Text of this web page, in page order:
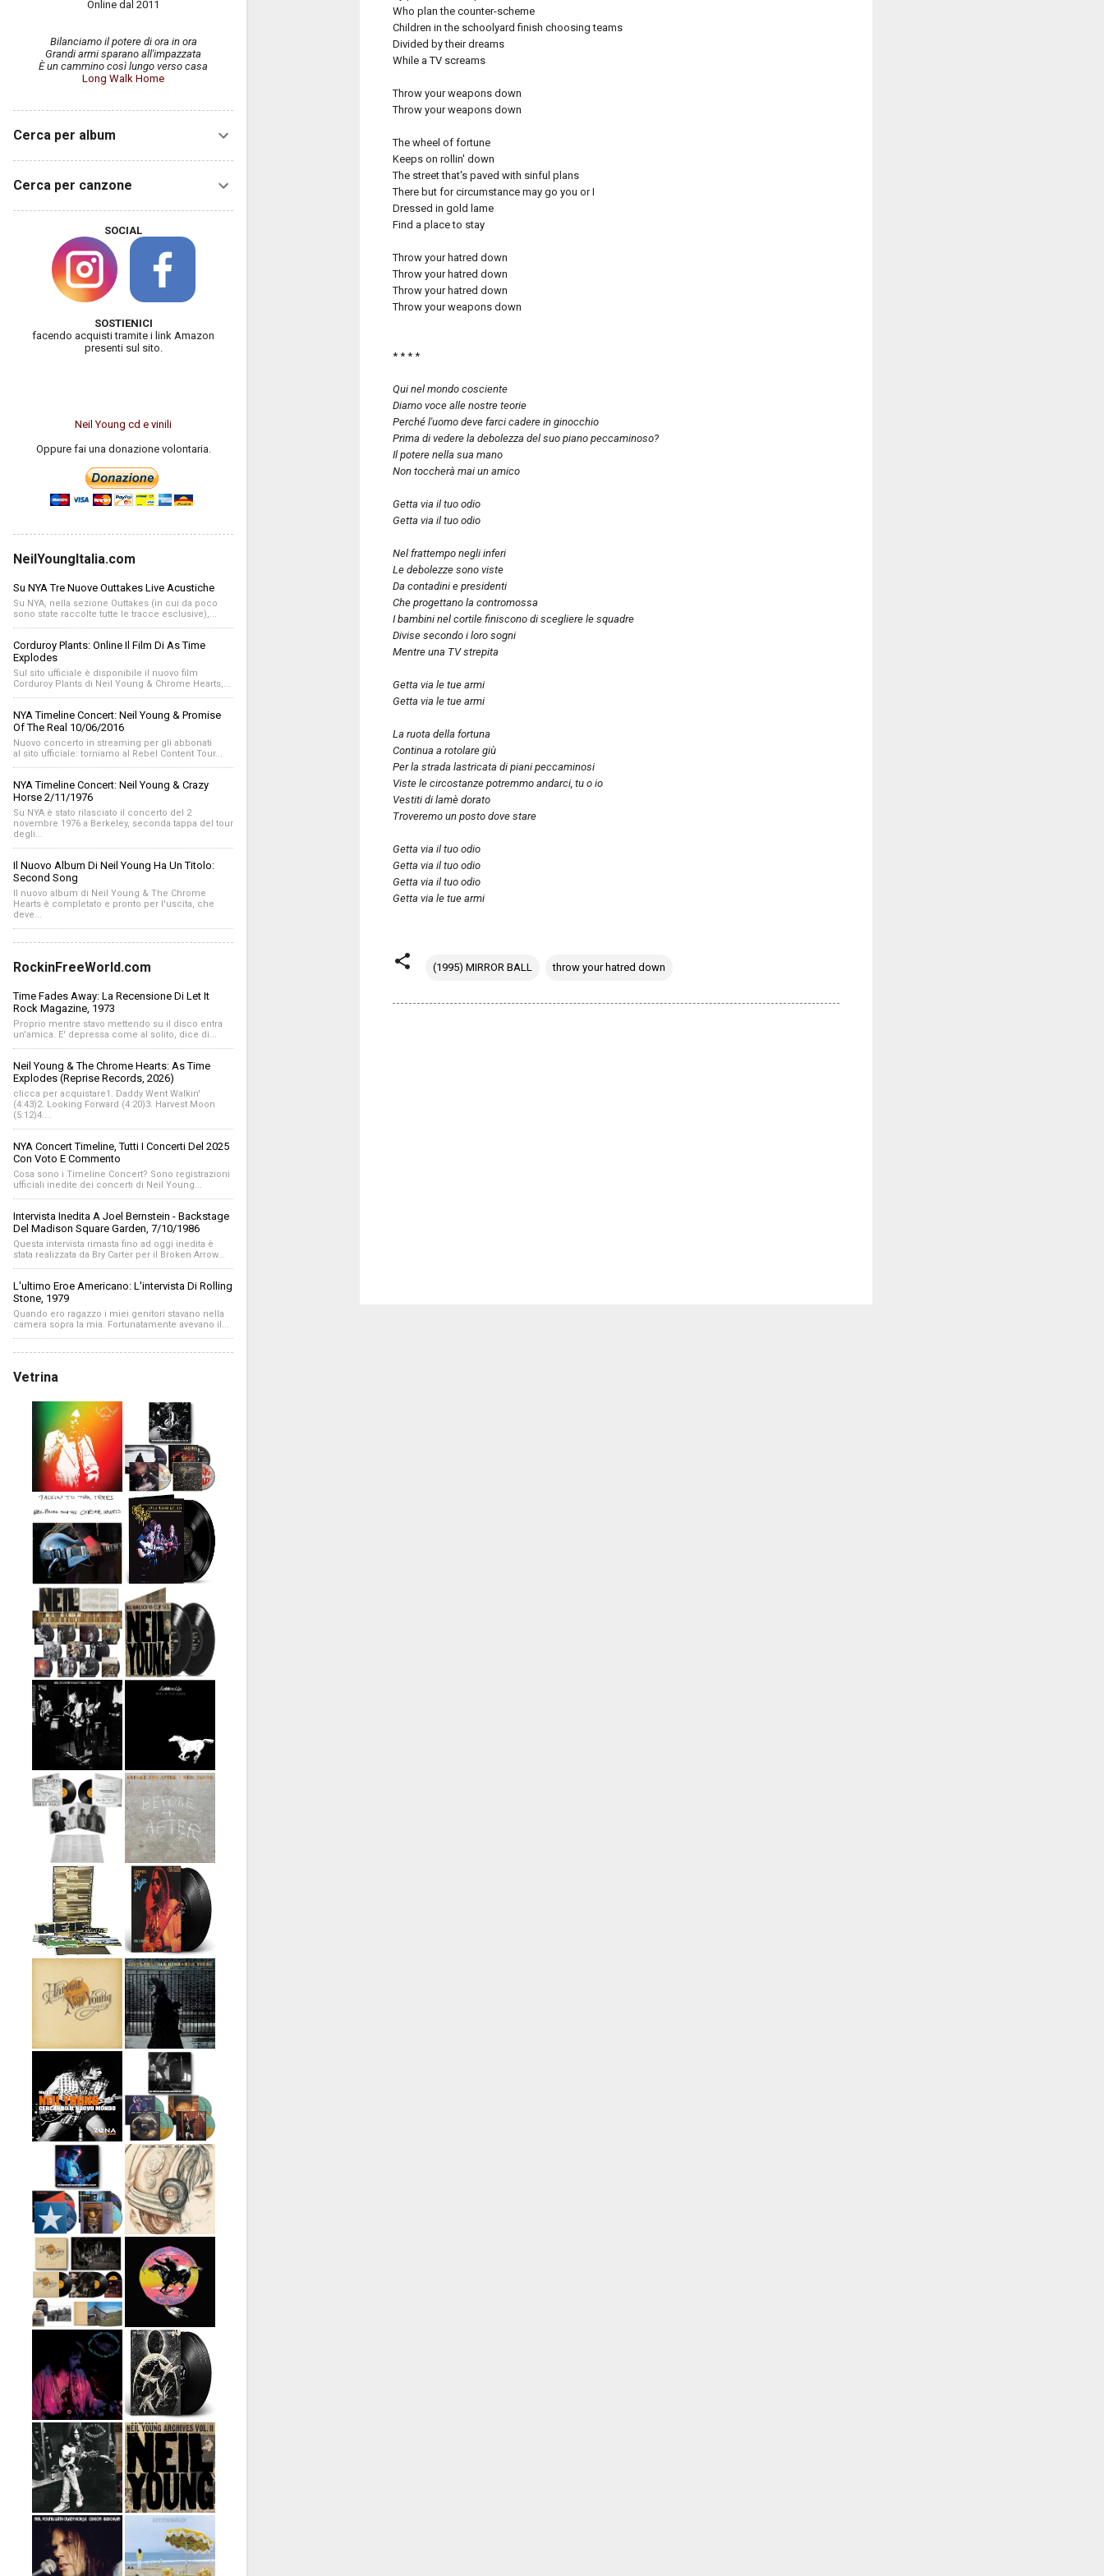
Who plan the counter-scheme
Children in the schoolyard finish choosing teams
Divided by their dreams
While a TV screams
Throw your weapons down
Throw your weapons down
The wheel of fortune
Keeps on rollin' down
The street that's paved with sinful plans
There but for circumstance may go you or I
Dressed in gold lame
Find a place to stay
Throw your hatred down
Throw your hatred down
Throw your hatred down
Throw your weapons down
* * * *
Qui nel mondo cosciente
Diamo voce alle nostre teorie
Perché l'uomo deve farci cadere in ginocchio
Prima di vedere la debolezza del suo piano peccaminoso?
Il potere nella sua mano
Non toccherà mai un amico
Getta via il tuo odio
Getta via il tuo odio
Nel frattempo negli inferi
Le debolezze sono viste
Da contadini e presidenti
Che progettano la contromossa
I bambini nel cortile finiscono di scegliere le squadre
Divise secondo i loro sogni
Mentre una TV strepita
Getta via le tue armi
Getta via le tue armi
La ruota della fortuna
Continua a rotolare giù
Per la strada lastricata di piani peccaminosi
Viste le circostanze potremmo andarci, tu o io
Vestiti di lamè dorato
Troveremo un posto dove stare
Getta via il tuo odio
Getta via il tuo odio
Getta via il tuo odio
Getta via le tue armi
(1995) MIRROR BALL throw your hatred down
Online dal 2011
Bilanciamo il potere di ora in ora
Grandi armi sparano all'impazzata
È un cammino così lungo verso casa
Long Walk Home
Cerca per album
Cerca per canzone
SOCIAL
SOSTIENICI
facendo acquisti tramite i link Amazon
presenti sul sito.
Neil Young cd e vinili
Oppure fai una donazione volontaria.
NeilYoungItalia.com
Su NYA Tre Nuove Outtakes Live Acustiche
Su NYA, nella sezione Outtakes (in cui da poco
sono state raccolte tutte le tracce esclusive),...
Corduroy Plants: Online Il Film Di As Time
Explodes
Sul sito ufficiale è disponibile il nuovo film
Corduroy Plants di Neil Young & Chrome Hearts,...
NYA Timeline Concert: Neil Young & Promise
Of The Real 10/06/2016
Nuovo concerto in streaming per gli abbonati
al sito ufficiale: torniamo al Rebel Content Tour...
NYA Timeline Concert: Neil Young & Crazy
Horse 2/11/1976
Su NYA è stato rilasciato il concerto del 2
novembre 1976 a Berkeley, seconda tappa del tour
degli...
Il Nuovo Album Di Neil Young Ha Un Titolo:
Second Song
Il nuovo album di Neil Young & The Chrome
Hearts è completato e pronto per l'uscita, che
deve...
RockinFreeWorld.com
Time Fades Away: La Recensione Di Let It
Rock Magazine, 1973
Proprio mentre stavo mettendo su il disco entra
un'amica. E' depressa come al solito, dice di...
Neil Young & The Chrome Hearts: As Time
Explodes (Reprise Records, 2026)
clicca per acquistare1. Daddy Went Walkin'
(4:43)2. Looking Forward (4:20)3. Harvest Moon
(5:12)4....
NYA Concert Timeline, Tutti I Concerti Del 2025
Con Voto E Commento
Cosa sono i Timeline Concert? Sono registrazioni
ufficiali inedite dei concerti di Neil Young...
Intervista Inedita A Joel Bernstein - Backstage
Del Madison Square Garden, 7/10/1986
Questa intervista rimasta fino ad oggi inedita è
stata realizzata da Bry Carter per il Broken Arrow...
L'ultimo Eroe Americano: L'intervista Di Rolling
Stone, 1979
Quando ero ragazzo i miei genitori stavano nella
camera sopra la mia. Fortunatamente avevano il...
Vetrina